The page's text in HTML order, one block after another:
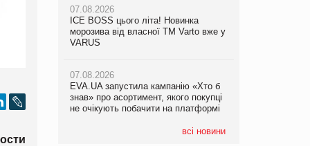
07.08.2026
ICE BOSS цього літа! Новинка
морозива від власної ТМ Varto вже у
VARUS
07.08.2026
EVA.UA запустила кампанію «Хто б
знав» про асортимент, якого покупці
не очікують побачити на платформі
всі новини
06.08.2026
Смачна новинка для хвостатих: у
VARUS з’явилися паучі Varto Paw
05.08.2026
Мережа супермаркетів VARUS купує
мережу магазинів формату
компанія налічуватиме 374 магазини
07.08.2026
Франція заборонила рекламні дзвінки